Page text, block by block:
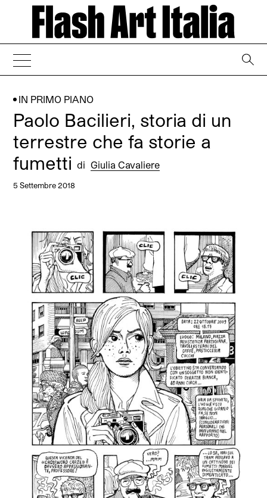
IN PRIMO PIANO
Paolo Bacilieri, storia di un
terrestre che fa storie a
fumettidi Giulia Cavaliere
5 Settembre 2018